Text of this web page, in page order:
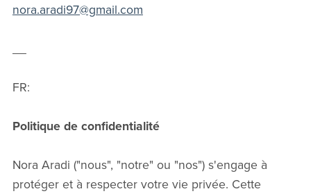
nora.aradi97@gmail.com
FR:
Politique de confidentialité
Nora Aradi ("nous", "notre" ou "nos") s'engage à
protéger et à respecter votre vie privée. Cette